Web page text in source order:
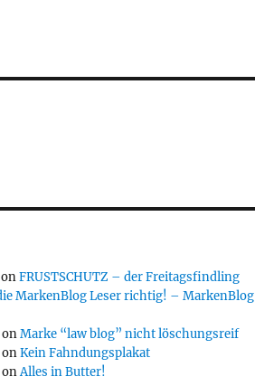
onFRUSTSCHUTZ – der Freitagsfindling
die MarkenBlog Leser richtig! – MarkenBlog
onMarke “law blog” nicht löschungsreif
onKein Fahndungsplakat
onAlles in Butter!